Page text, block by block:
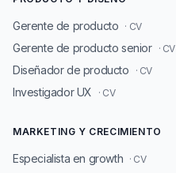
Gerente de producto · CV
Gerente de producto senior · CV
Diseñador de producto · CV
Investigador UX · CV
MARKETING Y CRECIMIENTO
Especialista en growth · CV